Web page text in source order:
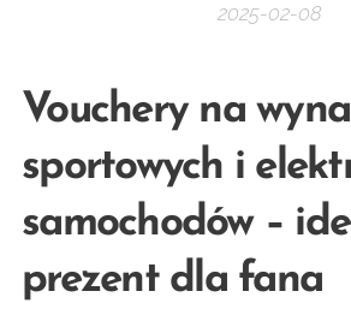
2025-02-08
Vouchery na
sportowych i
samochodów –
prezent dla fana